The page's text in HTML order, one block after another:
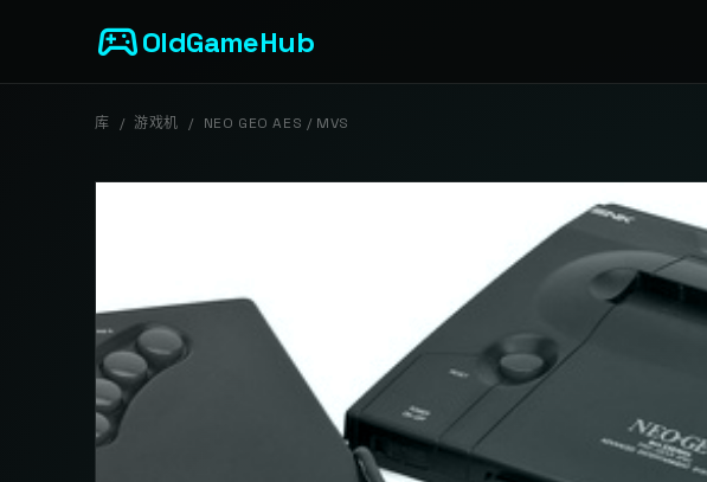
sports_esportsOldGameHub
库 / 游戏机 / NEO GEO AES / MVS